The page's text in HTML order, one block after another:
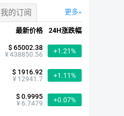
更多
我的订阅
最新价格 24H涨跌幅
$ 65002.38
¥ 438850.56
+1.21%
$ 1916.92
¥ 12941.7
+1.11%
$ 0.9995
¥ 6.7479
+0.07%